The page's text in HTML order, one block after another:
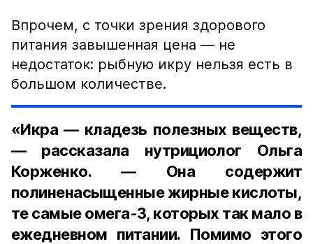
Впрочем, с точки зрения здорового
питания завышенная цена — не
недостаток: рыбную икру нельзя есть в
большом количестве.
«Икра — кладезь полезных веществ,
— рассказала нутрициолог Ольга
Корженко. — Она содержит
полиненасыщенные жирные кислоты,
те самые омега-3, которых так мало в
ежедневном питании. Помимо этого